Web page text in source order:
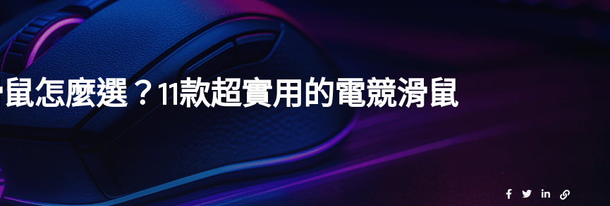
怎麼選？11款超實用的電競滑鼠